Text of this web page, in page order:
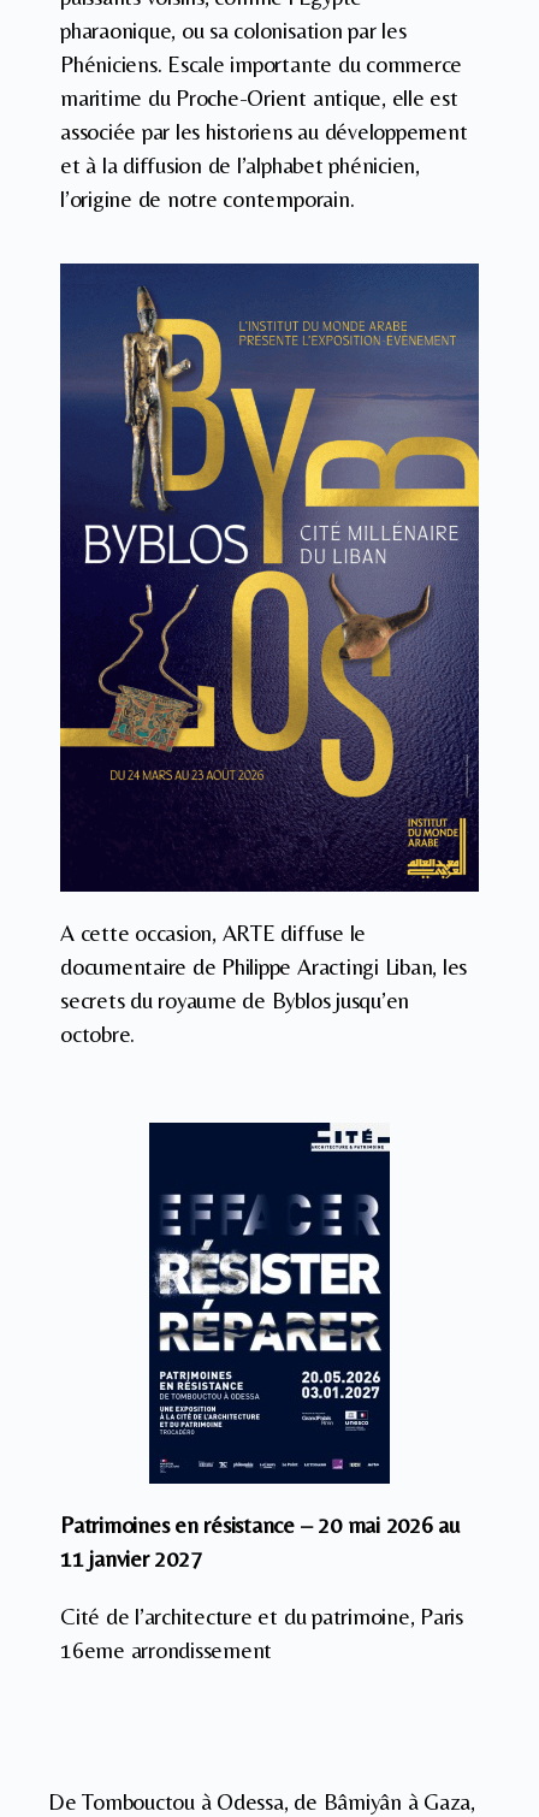
pharaonique, ou sa colonisation par les
Phéniciens. Escale importante du commerce
maritime du Proche-Orient antique, elle est
associée par les historiens au développement
et à la diffusion de l’alphabet phénicien,
l’origine de notre contemporain.
A cette occasion, ARTE diffuse le
documentaire de Philippe Aractingi Liban, les
secrets du royaume de Byblos jusqu’en
octobre.
Patrimoines en résistance – 20 mai 2026 au
11 janvier 2027
Cité de l’architecture et du patrimoine, Paris
16eme arrondissement
De Tombouctou à Odessa, de Bâmiyân à Gaza,